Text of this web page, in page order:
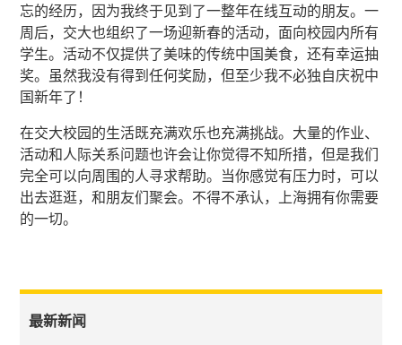
忘的经历，因为我终于见到了一整年在线互动的朋友。一
周后，交大也组织了一场迎新春的活动，面向校园内所有
学生。活动不仅提供了美味的传统中国美食，还有幸运抽
奖。虽然我没有得到任何奖励，但至少我不必独自庆祝中
国新年了！
在交大校园的生活既充满欢乐也充满挑战。大量的作业、
活动和人际关系问题也许会让你觉得不知所措，但是我们
完全可以向周围的人寻求帮助。当你感觉有压力时，可以
出去逛逛，和朋友们聚会。不得不承认，上海拥有你需要
的一切。
最新新闻